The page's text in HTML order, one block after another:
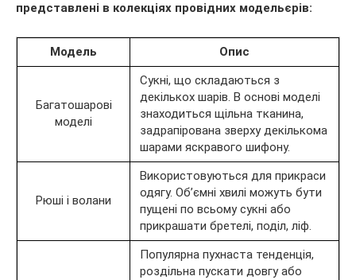
представлені в колекціях провідних модельєрів:
Модель Опис
Багатошарові
моделі
Сукні, що складаються з
декількох шарів. В основі моделі
знаходиться щільна тканина,
задрапірована зверху декількома
шарами яскравого шифону.
Рюші і волани
Використовуються для прикраси
одягу. Об’ємні хвилі можуть бути
пущені по всьому сукні або
прикрашати бретелі, поділ, ліф.
Популярна пухнаста тенденція,
роздільна пускати довгу або